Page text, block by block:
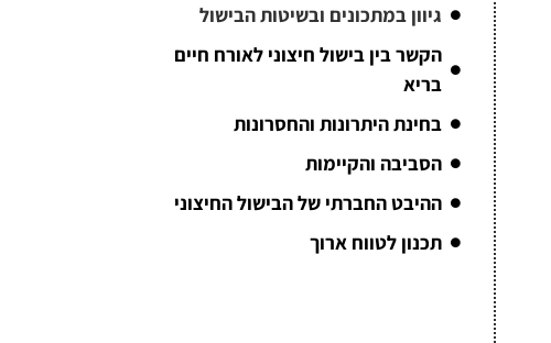
גיוון במתכונים ובשיטות הבישול
הקשר בין בישול חיצוני לאורח חיים
בריא
בחינת היתרונות והחסרונות
הסביבה והקיימות
ההיבט החברתי של הבישול החיצוני
תכנון לטווח ארוך